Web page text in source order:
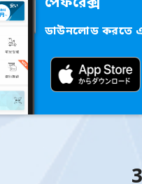
পেফরেক্স
ডাউনলোড করতে